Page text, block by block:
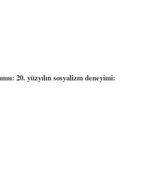
20. yüzyılın sosyalizm deneyimi: